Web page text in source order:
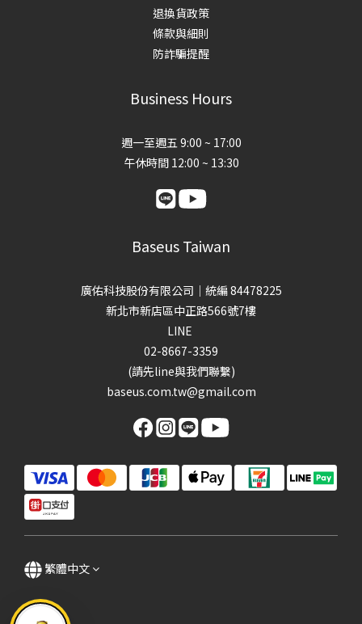
退換貨政策
條款與細則
防詐騙提醒
Business Hours
週一至週五 9:00 ~ 17:00
午休時間 12:00 ~ 13:30
Baseus Taiwan
廣佑科技股份有限公司｜統編 84478225
新北市新店區中正路566號7樓
LINE
02-8667-3359
(請先line與我們聯繫)
baseus.com.tw@gmail.com
繁體中文